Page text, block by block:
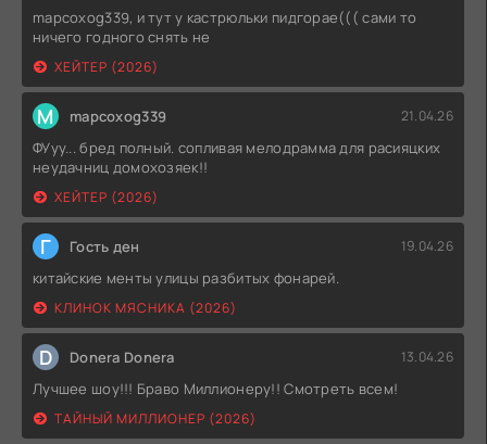
mapcoxog339, и тут у кастрюльки пидгорае((( сами то
ничего годного снять не
ХЕЙТЕР (2026)
M mapcoxog339 21.04.26
ФУуу... бред полный. сопливая мелодрамма для расияцких
неудачниц домохозяек!!
ХЕЙТЕР (2026)
Г Гость ден 19.04.26
китайские менты улицы разбитых фонарей.
КЛИНОК МЯСНИКА (2026)
D Donera Donera 13.04.26
Лучшее шоу!!! Браво Миллионеру!! Смотреть всем!
ТАЙНЫЙ МИЛЛИОНЕР (2026)